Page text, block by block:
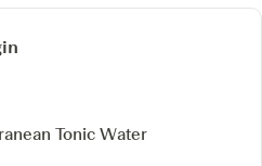
Tonic Water